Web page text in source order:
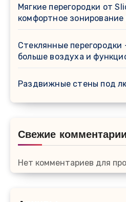
Мягкие перегородки от
комфортное зонирование
Стеклянные перегородки
больше воздуха и
Раздвижные стены под
Свежие комментарии
Нет комментариев для